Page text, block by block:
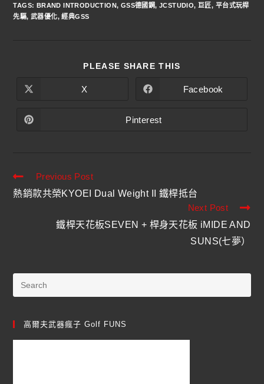
TAGS: BRAND INTRODUCTION, GSS德國鋼, JCSTUDIO, 巨匠, 平台式玩桿
先驅, 武器優化, 經典GSS
PLEASE SHARE THIS
X Facebook
Pinterest
Previous Post
熱銷款共榮KYOEI Dual Weight II 鐵桿抵台
Next Post
鐵桿天花板SEVEN + 桿身天花板 iMIDE AND
SUNS(七夢）
高爾夫武器瘋子 Golf FUNS